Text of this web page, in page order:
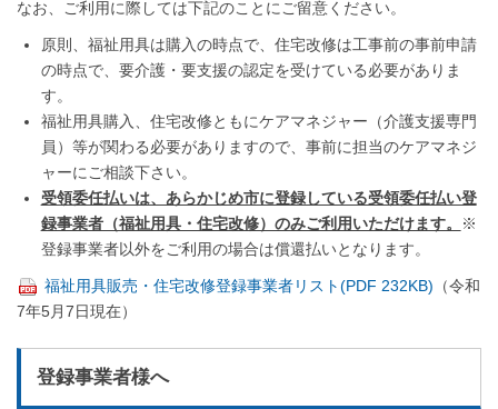
なお、ご利用に際しては下記のことにご留意ください。
原則、福祉用具は購入の時点で、住宅改修は工事前の事前申請
の時点で、要介護・要支援の認定を受けている必要がありま
す。
福祉用具購入、住宅改修ともにケアマネジャー（介護支援専門
員）等が関わる必要がありますので、事前に担当のケアマネジ
ャーにご相談下さい。
受領委任払いは、あらかじめ市に登録している受領委任払い登
録事業者（福祉用具・住宅改修）のみご利用いただけます。
※
登録事業者以外をご利用の場合は償還払いとなります。
福祉用具販売・住宅改修登録事業者リスト(PDF 232KB) （令和
7年5月7日現在）
登録事業者様へ